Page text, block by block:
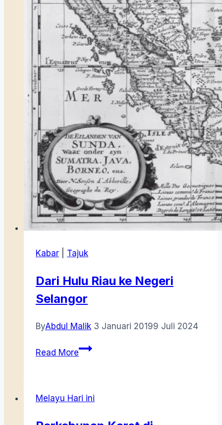
Kabar Tajuk
Dari Hulu Riau ke Negeri
Selangor
ByAbdul Malik 3 Januari 20199 Juli 2024
Read MoreDari
Negeri
Melayu Hari ini